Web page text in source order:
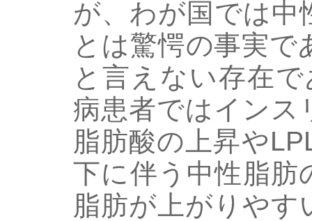
が、わが国では中
とは驚愕の事実
と言えない存在
病患者ではインス
脂肪酸の上昇や
下に伴う中性脂肪
脂肪が上がりやす